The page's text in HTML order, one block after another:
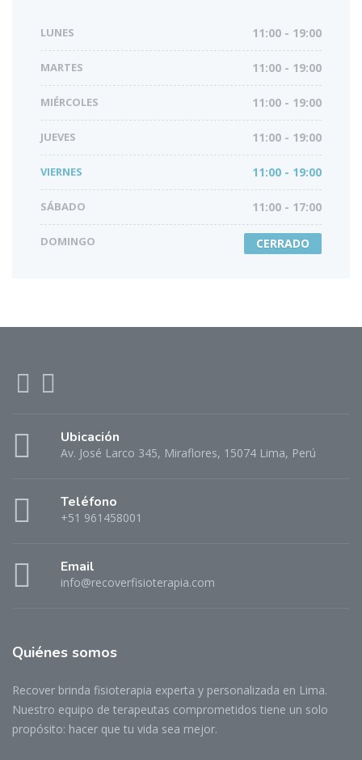
LUNES 11:00 - 19:00
MARTES 11:00 - 19:00
MIÉRCOLES 11:00 - 19:00
JUEVES 11:00 - 19:00
VIERNES 11:00 - 19:00
SÁBADO 11:00 - 17:00
DOMINGO CERRADO
Ubicación
Av. José Larco 345, Miraflores, 15074 Lima, Perú
Teléfono
+51 961458001
Email
info@recoverfisioterapia.com
Quiénes somos
Recover brinda fisioterapia experta y personalizada en Lima.
Nuestro equipo de terapeutas comprometidos tiene un solo
propósito: hacer que tu vida sea mejor.